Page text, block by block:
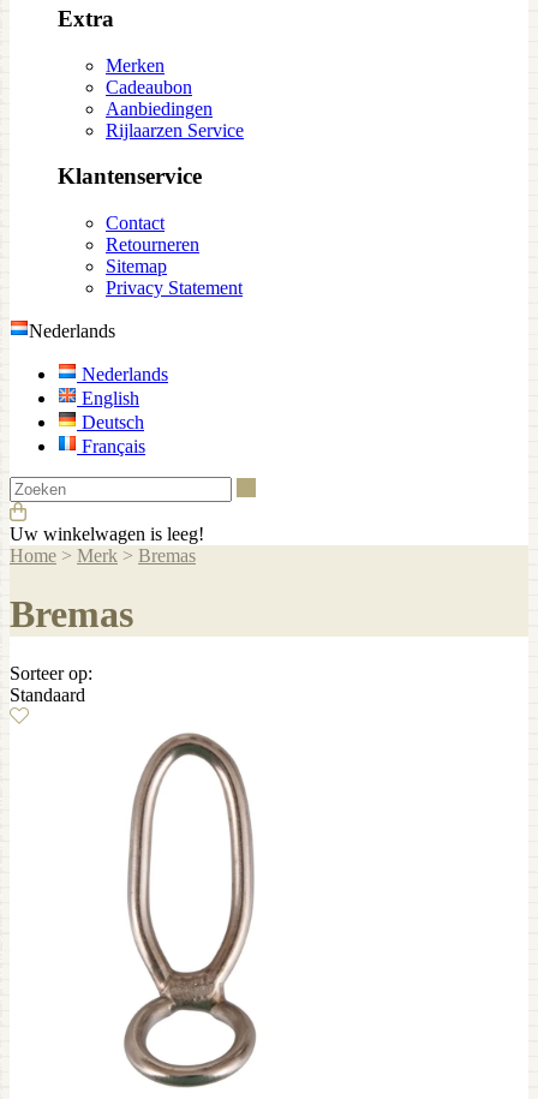
Extra
Merken
Cadeaubon
Aanbiedingen
Rijlaarzen Service
Klantenservice
Contact
Retourneren
Sitemap
Privacy Statement
Nederlands
Nederlands
English
Deutsch
Français
Uw winkelwagen is leeg!
Home > Merk > Bremas
Bremas
Sorteer op:
Standaard